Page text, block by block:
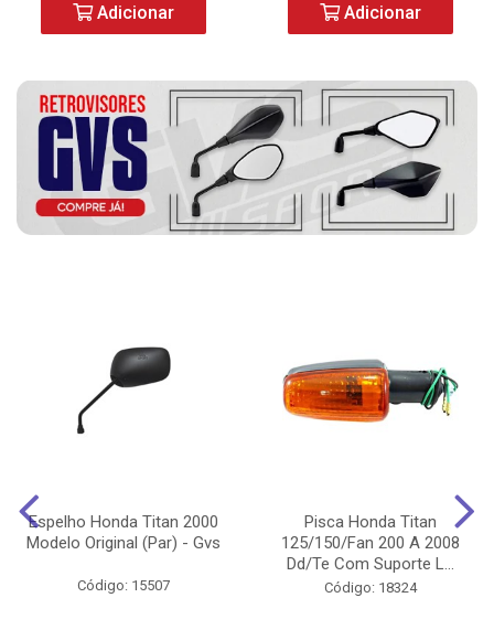
Adicionar Adicionar
Espelho Honda Titan 2000
Modelo Original (Par) - Gvs
Código: 15507
Pisca Honda Titan
125/150/Fan 200 A 2008
Dd/Te Com Suporte L...
Código: 18324